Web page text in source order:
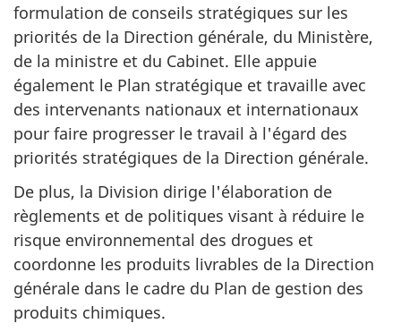
formulation de conseils stratégiques sur les
priorités de la Direction générale, du Ministère,
de la ministre et du Cabinet. Elle appuie
également le Plan stratégique et travaille avec
des intervenants nationaux et internationaux
pour faire progresser le travail à l'égard des
priorités stratégiques de la Direction générale.
De plus, la Division dirige l'élaboration de
règlements et de politiques visant à réduire le
risque environnemental des drogues et
coordonne les produits livrables de la Direction
générale dans le cadre du Plan de gestion des
produits chimiques.